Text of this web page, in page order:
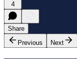
4
Share
Previous
Next